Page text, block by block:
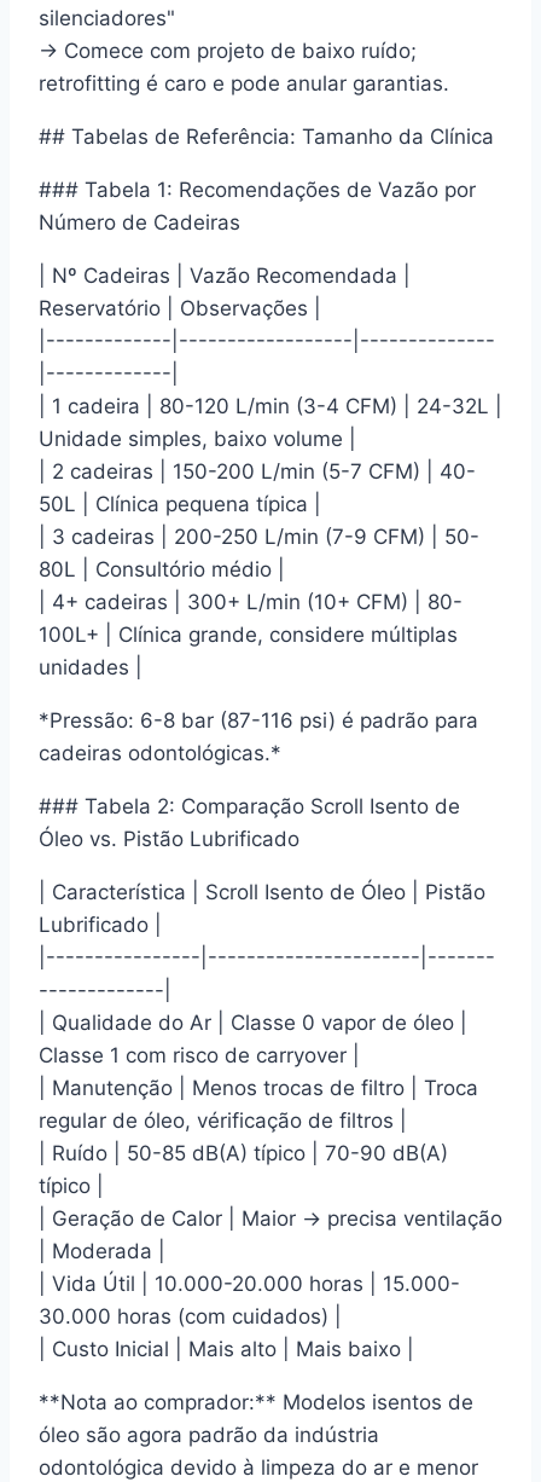
silenciadores"
→ Comece com projeto de baixo ruído;
retrofitting é caro e pode anular garantias.
## Tabelas de Referência: Tamanho da Clínica
### Tabela 1: Recomendações de Vazão por
Número de Cadeiras
| Nº Cadeiras | Vazão Recomendada |
Reservatório | Observações |
|-------------|------------------|--------------
|-------------|
| 1 cadeira | 80-120 L/min (3-4 CFM) | 24-32L |
Unidade simples, baixo volume |
| 2 cadeiras | 150-200 L/min (5-7 CFM) | 40-
50L | Clínica pequena típica |
| 3 cadeiras | 200-250 L/min (7-9 CFM) | 50-
80L | Consultório médio |
| 4+ cadeiras | 300+ L/min (10+ CFM) | 80-
100L+ | Clínica grande, considere múltiplas
unidades |
*Pressão: 6-8 bar (87-116 psi) é padrão para
cadeiras odontológicas.*
### Tabela 2: Comparação Scroll Isento de
Óleo vs. Pistão Lubrificado
| Característica | Scroll Isento de Óleo | Pistão
Lubrificado |
|----------------|----------------------|-------
-------------|
| Qualidade do Ar | Classe 0 vapor de óleo |
Classe 1 com risco de carryover |
| Manutenção | Menos trocas de filtro | Troca
regular de óleo, vérificação de filtros |
| Ruído | 50-85 dB(A) típico | 70-90 dB(A)
típico |
| Geração de Calor | Maior → precisa ventilação
| Moderada |
| Vida Útil | 10.000-20.000 horas | 15.000-
30.000 horas (com cuidados) |
| Custo Inicial | Mais alto | Mais baixo |
**Nota ao comprador:** Modelos isentos de
óleo são agora padrão da indústria
odontológica devido à limpeza do ar e menor